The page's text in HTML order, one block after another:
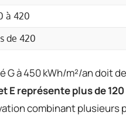
à 420
de 420
G à 450 kWh/m²/an doit
E représente plus de
combinant plusieurs